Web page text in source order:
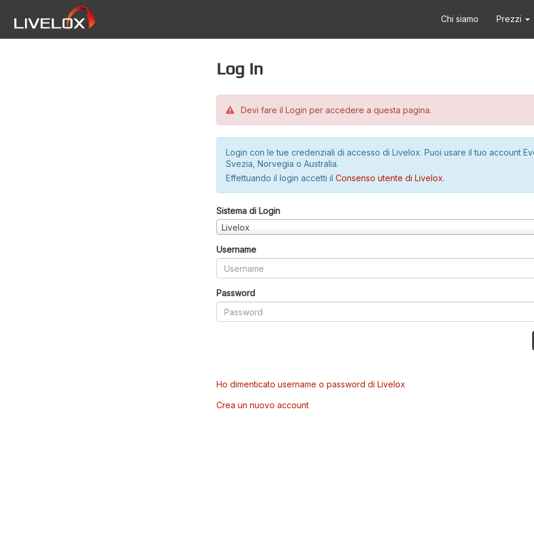
Chi siamo Prezzi
Log in
Devi fare il Login per accedere a questa pagina.
Login con le tue credenziali di accesso di Livelox. Puoi usare il tuo account
Svezia, Norvegia o Australia.
Effettuando il login accetti il Consenso utente di Livelox.
Sistema di Login
Livelox
Username
Password
Ho dimenticato username o password di Livelox
Crea un nuovo account